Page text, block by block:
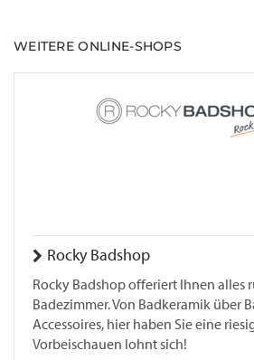
WEITERE ONLINE-SHOPS
Rocky Badshop
Rocky Badshop offeriert Ihnen alles
Badezimmer. Von Badkeramik über
Accessoires, hier haben Sie eine
Vorbeischauen lohnt sich!